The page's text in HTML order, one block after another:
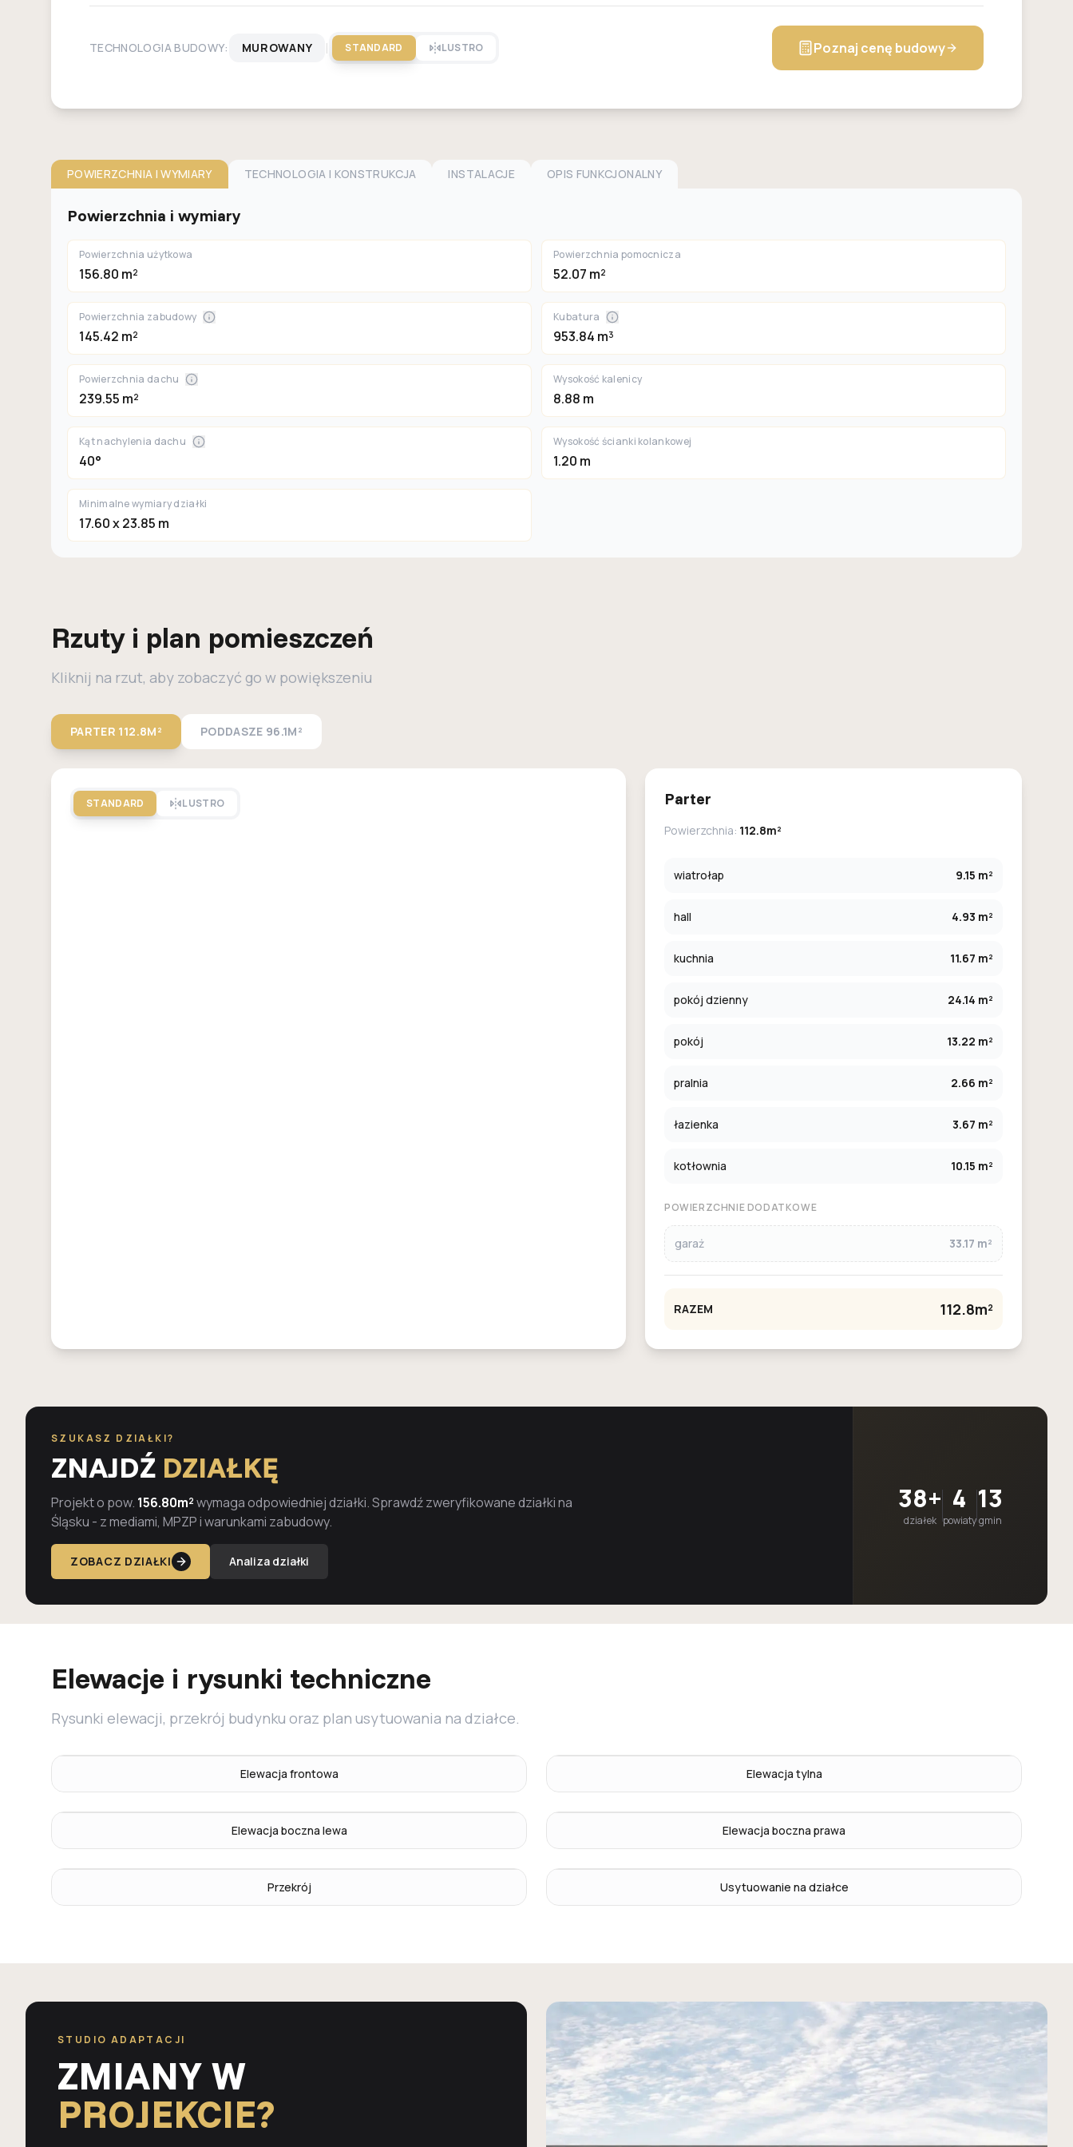
TECHNOLOGIA BUDOWY: MUROWANY | STANDARD LUSTRO Poznaj cenę budowy
POWIERZCHNIA I WYMIARY TECHNOLOGIA I KONSTRUKCJA INSTALACJE OPIS FUNKCJONALNY
Powierzchnia i wymiary
Powierzchnia użytkowa
156.80 m²
Powierzchnia pomocnicza
52.07 m²
Powierzchnia zabudowy
145.42 m²
Kubatura
953.84 m³
Powierzchnia dachu
239.55 m²
Wysokość kalenicy
8.88 m
Kąt nachylenia dachu
40°
Wysokość ścianki kolankowej
1.20 m
Minimalne wymiary działki
17.60 x 23.85 m
Rzuty i plan pomieszczeń
Kliknij na rzut, aby zobaczyć go w powiększeniu
PARTER 112.8M² PODDASZE 96.1M²
STANDARD LUSTRO Parter
Powierzchnia: 112.8m²
wiatrołap 9.15 m²
hall 4.93 m²
kuchnia 11.67 m²
pokój dzienny 24.14 m²
pokój 13.22 m²
pralnia 2.66 m²
łazienka 3.67 m²
kotłownia 10.15 m²
POWIERZCHNIE DODATKOWE
garaż 33.17 m²
RAZEM 112.8m²
SZUKASZ DZIAŁKI?
ZNAJDŹ DZIAŁKĘ
Projekt o pow. 156.80m²wymaga odpowiedniej działki. Sprawdź zweryfikowane działki na
Śląsku - z mediami, MPZP i warunkami zabudowy.
ZOBACZ DZIAŁKI Analiza działki
38+
działek
4
powiaty
13
gmin
Elewacje i rysunki techniczne
Rysunki elewacji, przekrój budynku oraz plan usytuowania na działce.
Elewacja frontowa Elewacja tylna
Elewacja boczna lewa Elewacja boczna prawa
Przekrój Usytuowanie na działce
STUDIO ADAPTACJI
ZMIANY W
PROJEKCIE?